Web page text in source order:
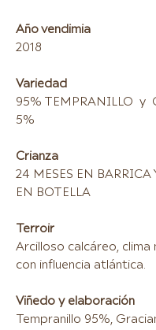
Año vendimia
2018
Variedad
95% TEMPRANILLO y
5%
Crianza
24 MESES EN BARRICA
EN BOTELLA
Terroir
Arcilloso calcáreo, clima
con influencia atlántica.
Viñedo y elaboración
Tempranillo 95%,